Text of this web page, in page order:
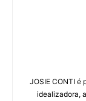
JOSIE CONTI é
idealizadora,